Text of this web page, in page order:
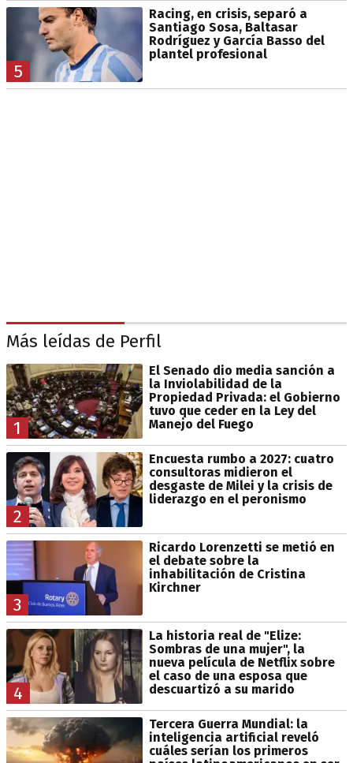
5
Racing, en crisis, separó a
Santiago Sosa, Baltasar
Rodríguez y García Basso del
plantel profesional
Más leídas de Perfil
1
El Senado dio media sanción a
la Inviolabilidad de la
Propiedad Privada: el Gobierno
tuvo que ceder en la Ley del
Manejo del Fuego
2
Encuesta rumbo a 2027: cuatro
consultoras midieron el
desgaste de Milei y la crisis de
liderazgo en el peronismo
3
Ricardo Lorenzetti se metió en
el debate sobre la
inhabilitación de Cristina
Kirchner
4
La historia real de "Elize:
Sombras de una mujer", la
nueva película de Netflix sobre
el caso de una esposa que
descuartizó a su marido
Tercera Guerra Mundial: la
inteligencia artificial reveló
cuáles serían los primeros